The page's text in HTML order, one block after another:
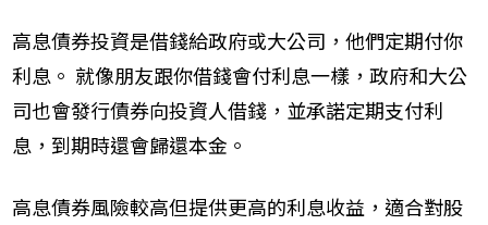
高息債券投資是借錢給政府或大公司，他們定期付你
利息。 就像朋友跟你借錢會付利息一樣，政府和大公
司也會發行債券向投資人借錢，並承諾定期支付利
息，到期時還會歸還本金。
高息債券風險較高但提供更高的利息收益，適合對股